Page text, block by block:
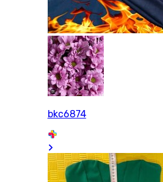
bkc6874